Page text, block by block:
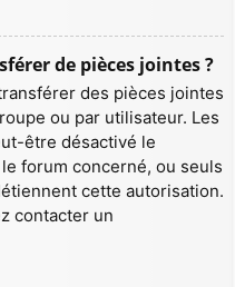
de pièces jointes ?
des pièces jointes
ou par utilisateur. Les
être désactivé le
forum concerné, ou seuls
cette autorisation.
contacter un